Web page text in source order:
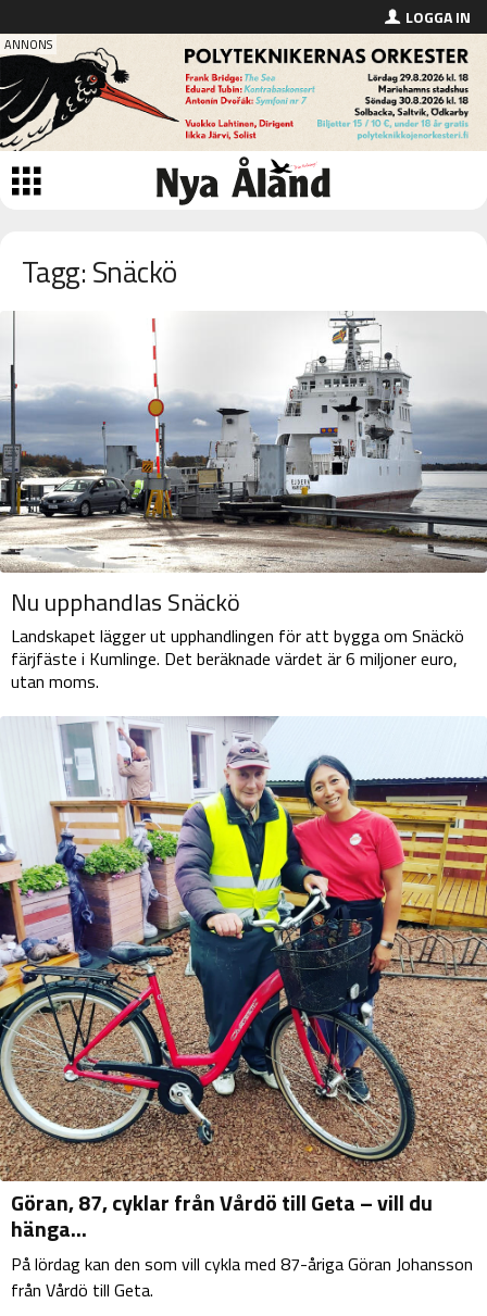
LOGGA IN
Tagg: Snäckö
Nu upphandlas Snäckö
Landskapet lägger ut upphandlingen för att bygga om Snäckö
färjfäste i Kumlinge. Det beräknade värdet är 6 miljoner euro,
utan moms.
Göran, 87, cyklar från Vårdö till Geta – vill du
hänga...
På lördag kan den som vill cykla med 87-åriga Göran Johansson
från Vårdö till Geta.